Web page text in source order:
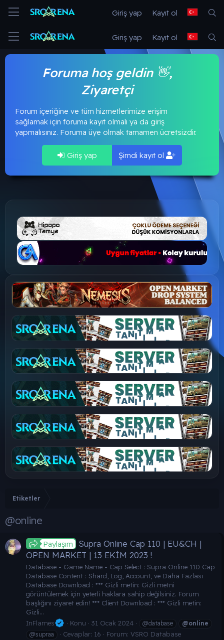
Giriş yap Kayıt ol
Giriş yap Kayıt ol
Foruma hoş geldin 👋,
Ziyaretçi
Forum içeriğine ve tüm hizmetlerimize erişim
sağlamak için foruma kayıt olmalı ya da giriş
yapmalısınız. Foruma üye olmak tamamen ücretsizdir.
Giriş yap Şimdi kayıt ol
Etiketler
@online
Paylaşım
Supra Online Cap 110 | EU&CH |
OPEN MARKET | 13 EKİM 2023 !
Database - Game Name - Cap Select : Supra Online 110 Cap
Database Content : Shard, Log, Account, ve Daha Fazlası
Database Download : *** Gizli metin: Gizli metni
görüntülemek için yeterli haklara sahip değilsiniz. Forum
başlığını ziyaret edin! *** Client Download : *** Gizli metin:
Gizli...
InFlames
Konu 31 Ocak 2024 @database
@online
@supraa
Cevaplar: 16 Forum: VSRO Database